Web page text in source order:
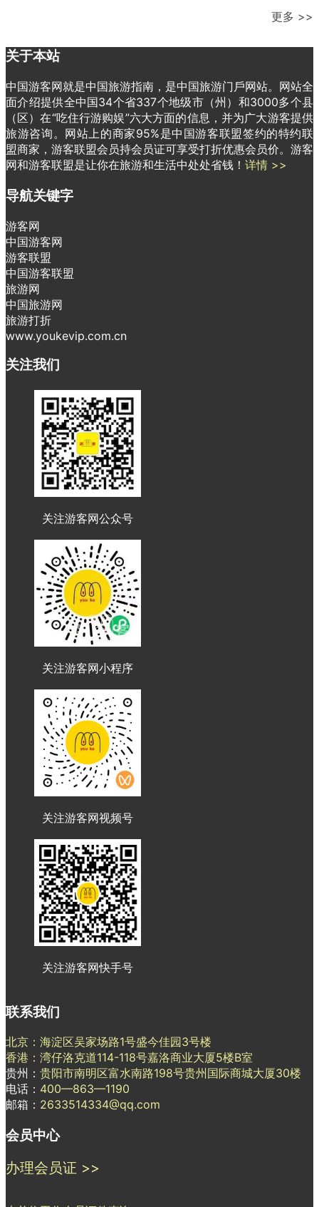
更多 >>
关于本站
中国游客网就是中国旅游指南，是中国旅游门戶网站。网站全
面介绍提供全中国34个省337个地级市（州）和3000多个县
（区）在“吃住行游购娱”六大方面的信息，并为广大游客提供
旅游咨询。网站上的商家95%是中国游客联盟签约的特约联
盟商家，游客联盟会员持会员证可享受打折优惠会员价。游客
网和游客联盟是让你在旅游和生活中处处省钱！ 详情 >>
导航关键字
游客网
中国游客网
游客联盟
中国游客联盟
旅游网
中国旅游网
旅游打折
www.youkevip.com.cn
关注我们
关注游客网公众号
关注游客网小程序
关注游客网视频号
关注游客网快手号
联系我们
北京：海淀区吴家场路1号盛今佳园3号楼
香港：湾仔洛克道114-118号嘉洛商业大厦5楼B室
贵州： 贵阳市南明区富水南路198号贵州国际商城大厦30楼
电话： 400—863—1190
邮箱： 2633514334@qq.com
会员中心
办理会员证 >>